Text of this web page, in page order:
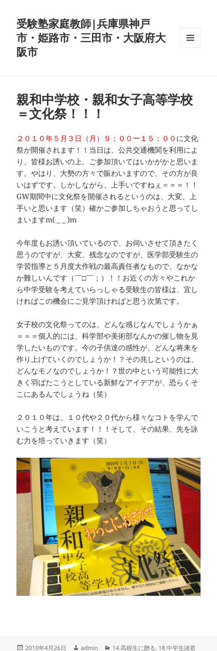
受験塾家庭教師|兵庫県神戸
市・姫路市・三田市・大阪府大
阪市
親和中学校・親和女子高等学校
＝文化祭！！！
２０１０年５月３日（月）９：００ー１５：００ に文化
祭が開催されます！！当日は、公共交通機関を利用によ
り、皆様お誘いの上、ご参加頂いてはいかがかと思いま
す。やはり、大勢の方々で賑わいますので、その方が良
いはずです。しかしながら、上手いですねぇ＝＝＝！！
GW期間中に文化祭を開催されるというのは、大変、上
手いと思います（笑）確かご参加しちゃおうと思ってし
まいますm( _ _ )m
今年度もお誘い頂いているので、お伺いさせて頂きたく
思うのですが、大変、残念なのですが、医学部受験生の
学習指導と５月度大作戦の最高責任者なもので、なかな
か難しいんです（￣□￣；）！！お近くの方々やこれか
ら中学受験を考えていらっしゃる受験生の皆様は、宜し
ければこの機会にご見学頂ければと思う次第です。
女子校の文化祭ってのは、どんな感じなんでしょうかぁ
＝＝＝個人的には、科学部や美術部なんかの催し物を見
学したいものです。今の子供達の感性が、どんな将来を
作り上げていくのでしょうか！？その兆しというのは、
どんなモノなのでしょうか！？世の中という可能性に大
きく羽ばたこうとしている新鮮なアイデアが、恐らくそ
こにあるんでしょうね（笑）
２０１０年は、１０代や２０代から様々なコトを学んで
いこうと考えています！！！そして、その結果、先を詠
む力を培っていきます（笑）
投
2010年4月26日 作
admin カ
14.高校生に贈る, 18.中学生諸君